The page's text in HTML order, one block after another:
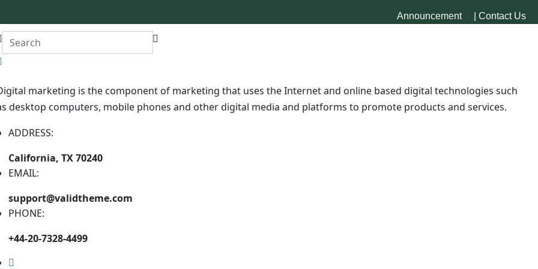
Announcement| Contact Us
marketing is the component of marketing that uses the Internet and online based digital technologies such
desktop computers, mobile phones and other digital media and platforms to promote products and services.
ADDRESS:
California, TX 70240
EMAIL:
support@validtheme.com
PHONE:
+44-20-7328-4499
स्थानीय पहल (ली-बर्ड) र कञ्चन जैविक विविधता संरक्षण तथा विकास समिति (शिवगञ्ज सामुदायिक बीउ बैंक),
जातीय छनोट विधिबाट कालो नुनिया जातको धानको अनुसन्धान तथा विकास वि.सं.२०६७ देखि २०७२ को अवधिमा
श्रावण महिनामा भएको हो। यसमा ब्लाष्ट रोग कम लाग्छ, भात बास्नादार, नरम र मिठो हुन्छ। पराल लामो हुने र बजार
नं. ९८२४० १२८३६
९८२४० १२८३६